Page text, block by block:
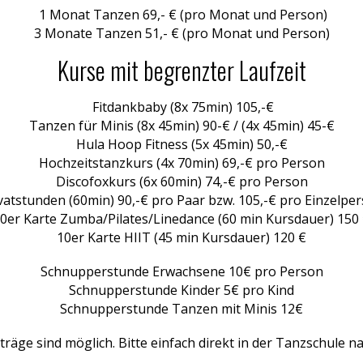
1 Monat Tanzen 69,- € (pro Monat und Person)
3 Monate Tanzen 51,- € (pro Monat und Person)
Kurse mit begrenzter Laufzeit
Fitdankbaby (8x 75min) 105,-€
Tanzen für Minis (8x 45min) 90-€/(4x 45min) 45-€
Hula Hoop Fitness (5x 45min) 50,-€
Hochzeitstanzkurs (4x 70min) 69,-€ pro Person
Discofoxkurs (6x 60min) 74,-€ pro Person
(60min) 90,-€ pro Paar bzw. 105,-€ pro
Karte Zumba/Pilates/Linedance (60 min Kursdauer) 150
10er Karte HIIT (45 min Kursdauer) 120 €
Schnupperstunde Erwachsene 10€ pro Person
Schnupperstunde Kinder 5€ pro Kind
Schnupperstunde Tanzen mit Minis 12€
sind möglich. Bitte einfach direkt in der Tanzschule